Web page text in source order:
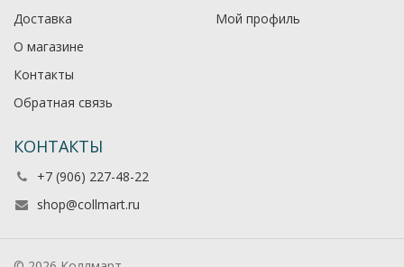
Доставка
О магазине
Контакты
Обратная связь
Мой профиль
КОНТАКТЫ
+7 (906) 227-48-22
shop@collmart.ru